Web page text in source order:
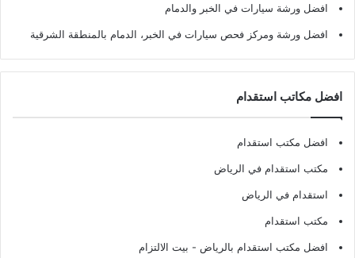
افضل ورشة سيارات في الخبر والدمام
افضل ورشة ومركز فحص سيارات في الخبر، الدمام بالمنطقة الشرقية
افضل مكاتب استقدام
افضل مكتب استقدام
مكتب استقدام في الرياض
استقدام في الرياض
مكتب استقدام
افضل مكتب استقدام بالرياض - بيت الالتزام